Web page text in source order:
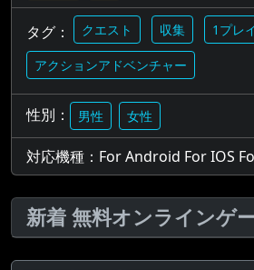
タグ： クエスト 収集 1プレ
アクションアドベンチャー
性別： 男性 女性
対応機種：For Android For IOS
新着 無料オンラインゲ